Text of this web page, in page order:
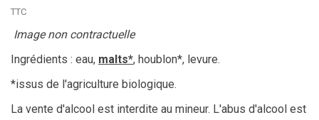
TTC
Image non contractuelle
Ingrédients : eau, malts*, houblon*, levure.
*issus de l'agriculture biologique.
La vente d'alcool est interdite au mineur. L'abus d'alcool est